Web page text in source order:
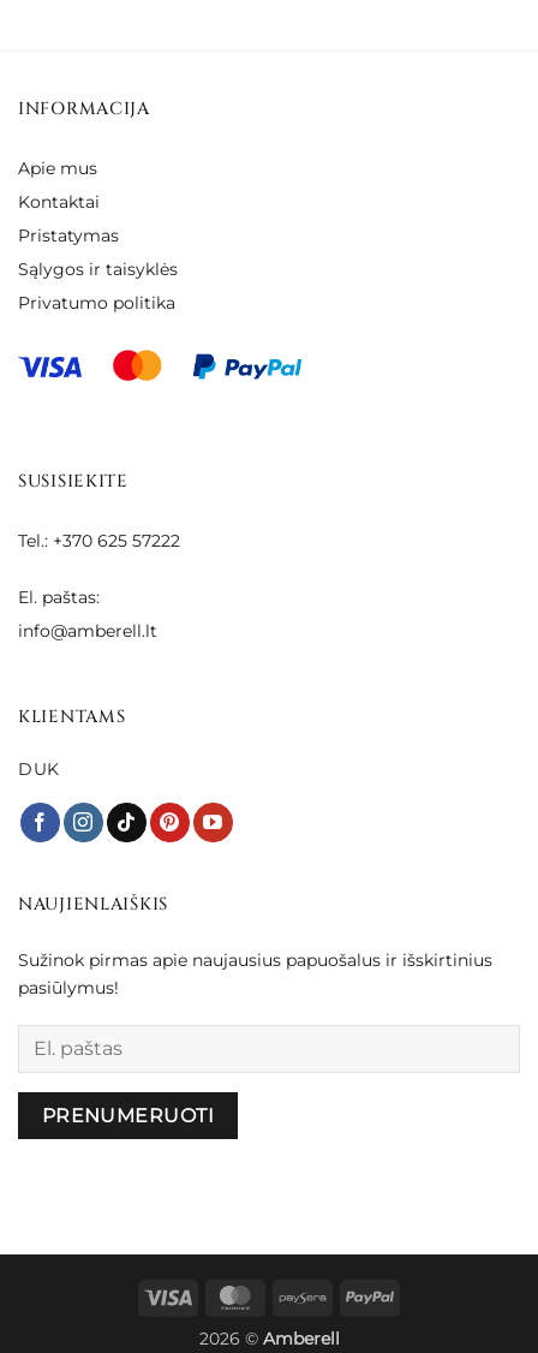
INFORMACIJA
Apie mus
Kontaktai
Pristatymas
Sąlygos ir taisyklės
Privatumo politika
SUSISIEKITE
Tel.: +370 625 57222
El. paštas:
info@amberell.lt
KLIENTAMS
DUK
NAUJIENLAIŠKIS
Sužinok pirmas apie naujausius papuošalus ir išskirtinius
pasiūlymus!
Palikite šį lauką tuščią.
Visa MasterCardPayseraPayPal
2026 © Amberell